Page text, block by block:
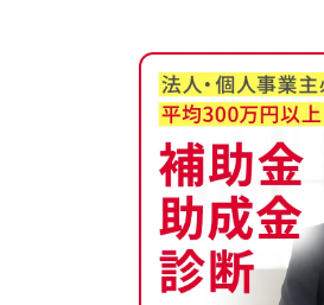
製造業 情報通信業